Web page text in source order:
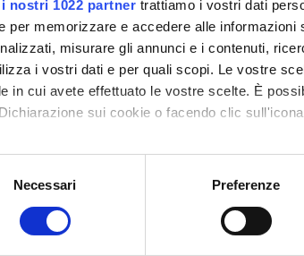
i nostri 1022 partner trattiamo i vostri dati
per memorizzare e accedere alle
misurare gli annunci e i contenuti,
i vostri dati e per quali scopi. Le vostre
in cui avete effettuato le vostre scelte. È
sui cookie o facendo clic
tuo consenso, vorremmo anche:
raccogliere informazioni sulla tua posizione
digitali).
Necessari Preferenze